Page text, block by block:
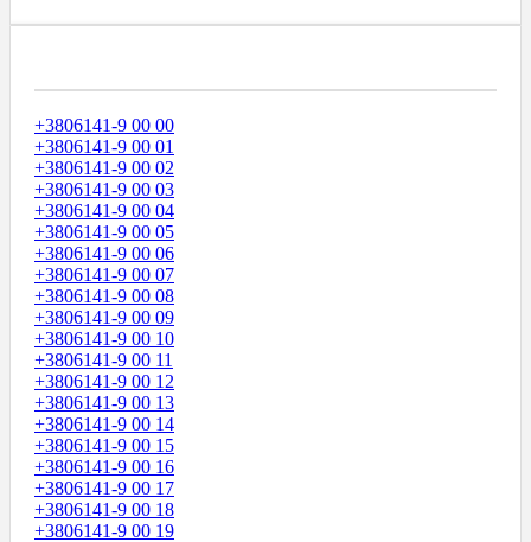
+3806141-9 00 00
+3806141-9 00 01
+3806141-9 00 02
+3806141-9 00 03
+3806141-9 00 04
+3806141-9 00 05
+3806141-9 00 06
+3806141-9 00 07
+3806141-9 00 08
+3806141-9 00 09
+3806141-9 00 10
+3806141-9 00 11
+3806141-9 00 12
+3806141-9 00 13
+3806141-9 00 14
+3806141-9 00 15
+3806141-9 00 16
+3806141-9 00 17
+3806141-9 00 18
+3806141-9 00 19